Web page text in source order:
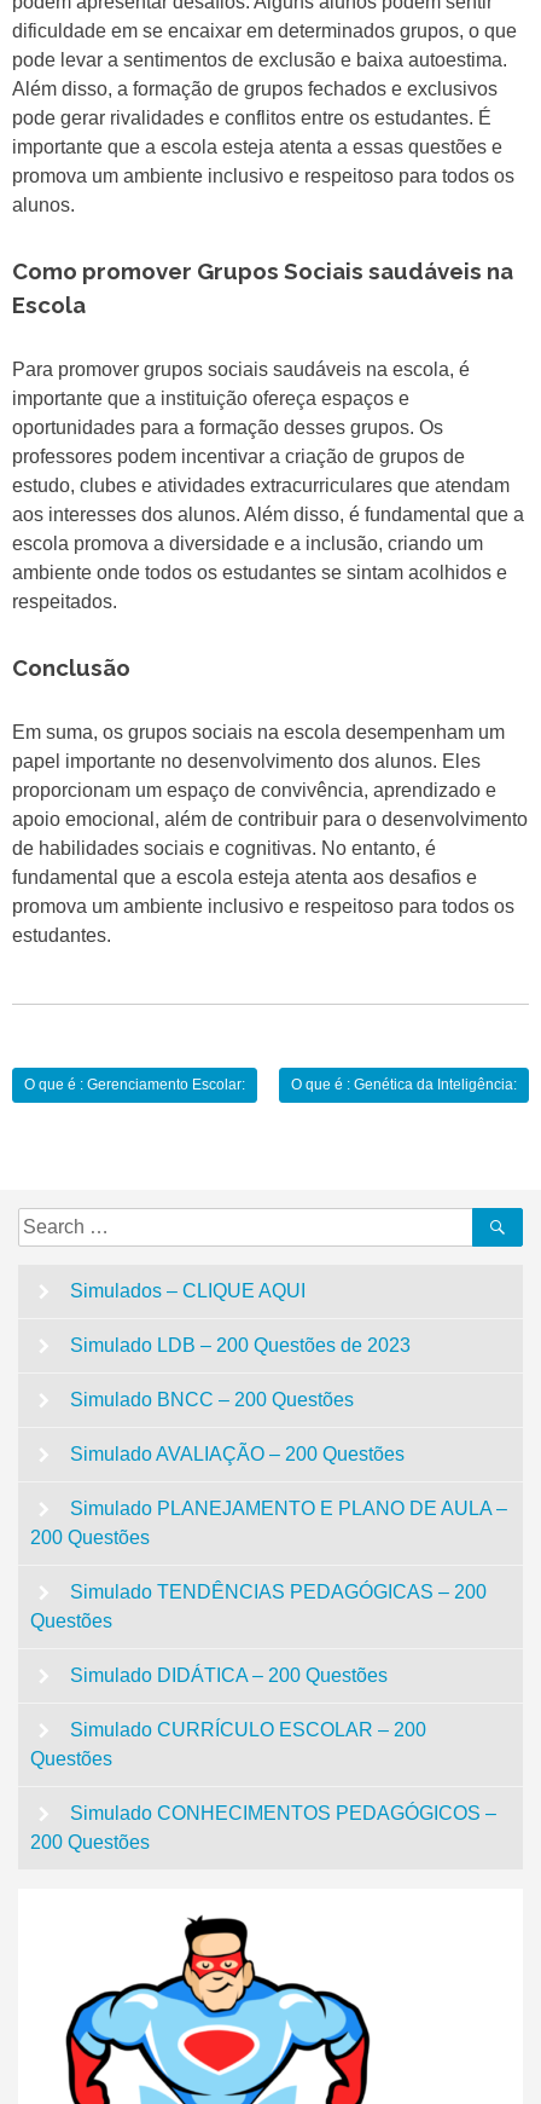
dificuldade em se encaixar em determinados grupos, o que
pode levar a sentimentos de exclusão e baixa autoestima.
Além disso, a formação de grupos fechados e exclusivos
pode gerar rivalidades e conflitos entre os estudantes. É
importante que a escola esteja atenta a essas questões e
promova um ambiente inclusivo e respeitoso para todos os
alunos.
Como promover Grupos Sociais saudáveis na
Escola
Para promover grupos sociais saudáveis na escola, é
importante que a instituição ofereça espaços e
oportunidades para a formação desses grupos. Os
professores podem incentivar a criação de grupos de
estudo, clubes e atividades extracurriculares que atendam
aos interesses dos alunos. Além disso, é fundamental que a
escola promova a diversidade e a inclusão, criando um
ambiente onde todos os estudantes se sintam acolhidos e
respeitados.
Conclusão
Em suma, os grupos sociais na escola desempenham um
papel importante no desenvolvimento dos alunos. Eles
proporcionam um espaço de convivência, aprendizado e
apoio emocional, além de contribuir para o desenvolvimento
de habilidades sociais e cognitivas. No entanto, é
fundamental que a escola esteja atenta aos desafios e
promova um ambiente inclusivo e respeitoso para todos os
estudantes.
Navegação
O que é : Gerenciamento Escolar: O que é : Genética da Inteligência:
Search
for:
Simulados – CLIQUE AQUI
Simulado LDB – 200 Questões de 2023
Simulado BNCC – 200 Questões
Simulado AVALIAÇÃO – 200 Questões
Simulado PLANEJAMENTO E PLANO DE AULA –
200 Questões
Simulado TENDÊNCIAS PEDAGÓGICAS – 200
Questões
Simulado DIDÁTICA – 200 Questões
Simulado CURRÍCULO ESCOLAR – 200
Questões
Simulado CONHECIMENTOS PEDAGÓGICOS –
200 Questões